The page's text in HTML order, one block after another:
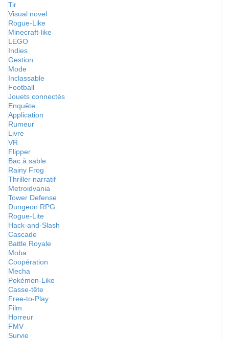
Tir
Visual novel
Rogue-Like
Minecraft-like
LEGO
Indies
Gestion
Mode
Inclassable
Football
Jouets connectés
Enquête
Application
Rumeur
Livre
VR
Flipper
Bac à sable
Rainy Frog
Thriller narratif
Metroidvania
Tower Defense
Dungeon RPG
Rogue-Lite
Hack-and-Slash
Cascade
Battle Royale
Moba
Coopération
Mecha
Pokémon-Like
Casse-tête
Free-to-Play
Film
Horreur
FMV
Survie